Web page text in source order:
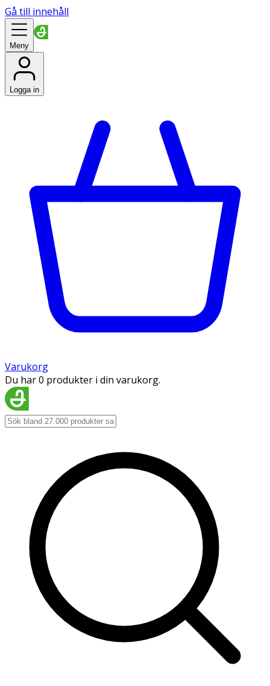
Gå till innehåll
Meny
Logga in
Varukorg
Du har 0 produkter i din varukorg.